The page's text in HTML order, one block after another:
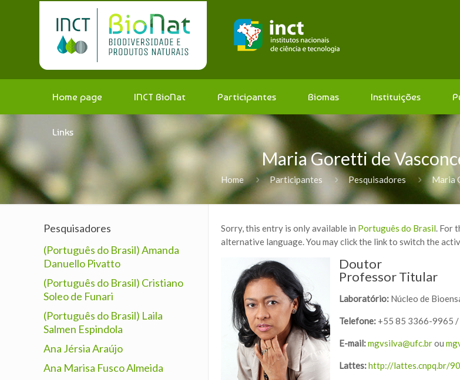
Home page INCT BioNat Participantes Biomas Instituições
Links
Maria Goretti de
Home Participantes Pesquisadores Maria
Sorry, this entry is only available in Português do Brasil. For
alternative language. You may click the link to switch the
Doutor
Professor Titular
Laboratório: Núcleo de
Telefone:+55 85 3366-9965
E-mail:mgvsilva@ufc.brou
Lattes:http://lattes.cnpq.br/
Pesquisadores
(Português do Brasil) Amanda
Danuello Pivatto
(Português do Brasil) Cristiano
Soleo de Funari
(Português do Brasil) Laila
Salmen Espindola
Ana Jérsia Araújo
Ana Marisa Fusco Almeida